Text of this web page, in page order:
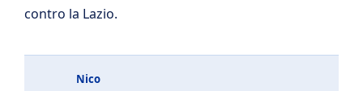
contro la Lazio.
Nico